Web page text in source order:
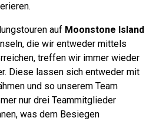
auf Moonstone Island
die wir entweder mittels
treffen wir immer wieder
Diese lassen sich entweder mit
und so unserem Team
nur drei Teammitglieder
was dem Besiegen